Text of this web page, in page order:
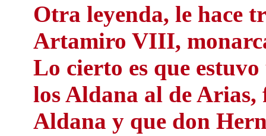
Otra leyenda, le hace
Artamiro VIII,
Lo cierto es que
los Aldana al de
Aldana y que don